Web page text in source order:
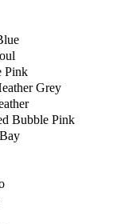
Pink
Grey
Bubble Pink